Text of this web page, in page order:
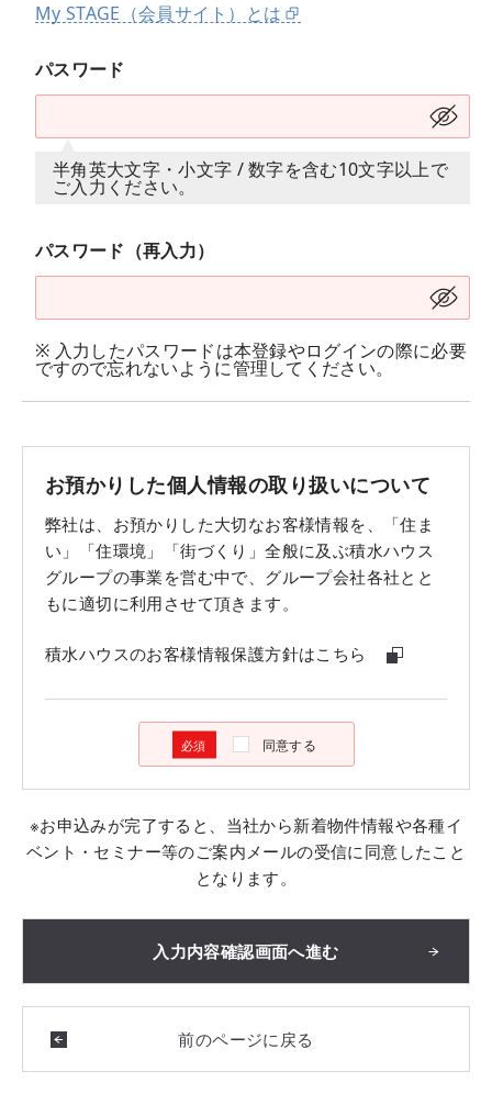
My STAGE（会員サイト）とは
パスワード
半角英大文字・小文字 / 数字を含む10文字以上で
ご入力ください。
パスワード（再入力）
※ 入力したパスワードは本登録やログインの際に必要
ですので忘れないように管理してください。
お預かりした個人情報の取り扱いについて
弊社は、お預かりした大切なお客様情報を、「住ま
い」「住環境」「街づくり」全般に及ぶ積水ハウス
グループの事業を営む中で、グループ会社各社とと
もに適切に利用させて頂きます。
積水ハウスのお客様情報保護方針はこちら
同意する
※お申込みが完了すると、当社から新着物件情報や各種イ
ベント・セミナー等のご案内メールの受信に同意したこと
となります。